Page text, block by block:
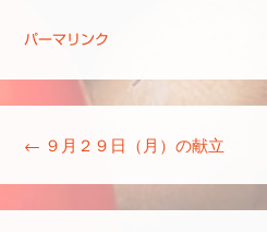
パーマリンク
← ９月２９日（月）の献立